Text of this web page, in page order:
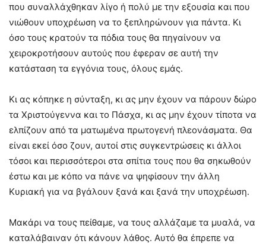
που συναλλάχθηκαν λίγο ή πολύ με την εξουσία και που
νιώθουν υποχρέωση να το ξεπληρώνουν για πάντα. Κι
όσο τους κρατούν τα πόδια τους θα πηγαίνουν να
χειροκροτήσουν αυτούς που έφεραν σε αυτή την
κατάσταση τα εγγόνια τους, όλους εμάς.
Κι ας κόπηκε η σύνταξη, κι ας μην έχουν να πάρουν δώρο
τα Χριστούγεννα και το Πάσχα, κι ας μην έχουν τίποτα να
ελπίζουν από τα ματωμένα πρωτογενή πλεονάσματα. Θα
είναι εκεί όσο ζουν, αυτοί στις συγκεντρώσεις κι άλλοι
τόσοι και περισσότεροι στα σπίτια τους που θα σηκωθούν
έστω και με κόπο να πάνε να ψηφίσουν την άλλη
Κυριακή για να βγάλουν ξανά και ξανά την υποχρέωση.
Μακάρι να τους πείθαμε, να τους αλλάζαμε τα μυαλά, να
καταλάβαιναν ότι κάνουν λάθος. Αυτό θα έπρεπε να